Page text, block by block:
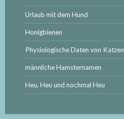
Urlaub mit dem Hund
Honigbienen
Physiologische Daten von Katzen
männliche Hamsternamen
Heu, Heu und nochmal Heu